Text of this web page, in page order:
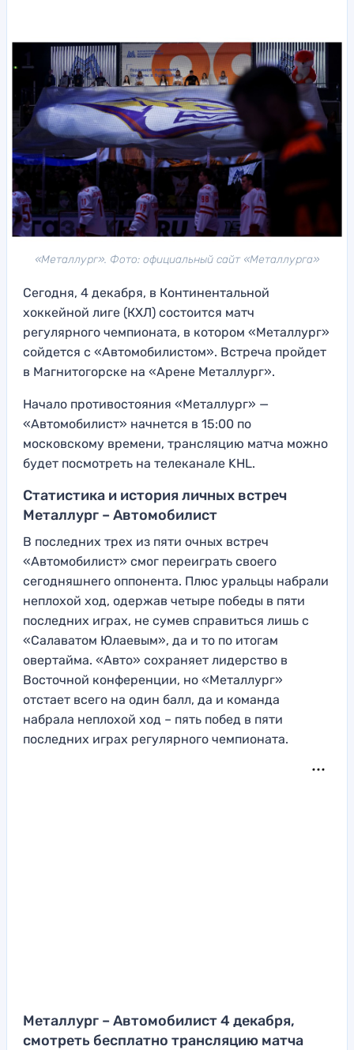
«Металлург». Фото: официальный сайт «Металлурга»
Сегодня, 4 декабря, в Континентальной
хоккейной лиге (КХЛ) состоится матч
регулярного чемпионата, в котором «Металлург»
сойдется с «Автомобилистом». Встреча пройдет
в Магнитогорске на «Арене Металлург».
Начало противостояния «Металлург» —
«Автомобилист» начнется в 15:00 по
московскому времени, трансляцию матча можно
будет посмотреть на телеканале KHL.
Статистика и история личных встреч
Металлург – Автомобилист
В последних трех из пяти очных встреч
«Автомобилист» смог переиграть своего
сегодняшнего оппонента. Плюс уральцы набрали
неплохой ход, одержав четыре победы в пяти
последних играх, не сумев справиться лишь с
«Салаватом Юлаевым», да и то по итогам
овертайма. «Авто» сохраняет лидерство в
Восточной конференции, но «Металлург»
отстает всего на один балл, да и команда
набрала неплохой ход – пять побед в пяти
последних играх регулярного чемпионата.
Металлург – Автомобилист 4 декабря,
смотреть бесплатно трансляцию матча